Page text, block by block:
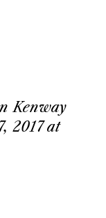
Kenway
2017 at